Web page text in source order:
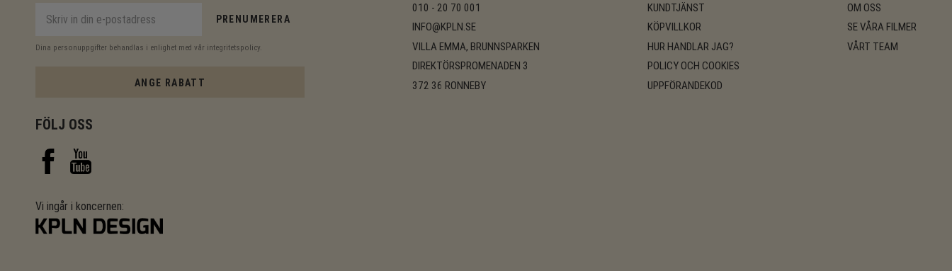
PRENUMERERA
Dina personuppgifter behandlas i enlighet med vår integritetspolicy.
ANGE RABATT
010 - 20 70 001
INFO@KPLN.SE
VILLA EMMA, BRUNNSPARKEN
DIREKTÖRSPROMENADEN 3
372 36 RONNEBY
KUNDTJÄNST
KÖPVILLKOR
HUR HANDLAR JAG?
POLICY OCH COOKIES
UPPFÖRANDEKOD
OM OSS
SE VÅRA FILMER
VÅRT TEAM
FÖLJ OSS
Vi ingår i koncernen: